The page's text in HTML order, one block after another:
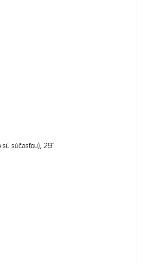
sú súčasťou); 29"